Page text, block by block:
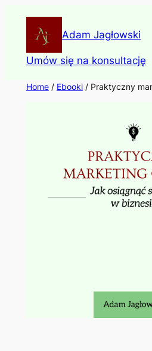
content
Adam Jagłowski
Umów się na konsultację
Home/ Ebooki/ Praktyczny